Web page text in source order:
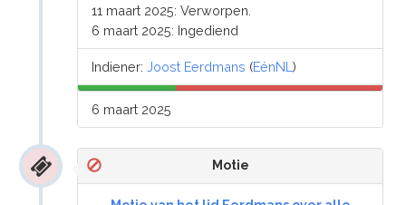
11 maart 2025: Verworpen.
6 maart 2025: Ingediend
Indiener:Joost Eerdmans (EénNL)
6 maart 2025
Motie